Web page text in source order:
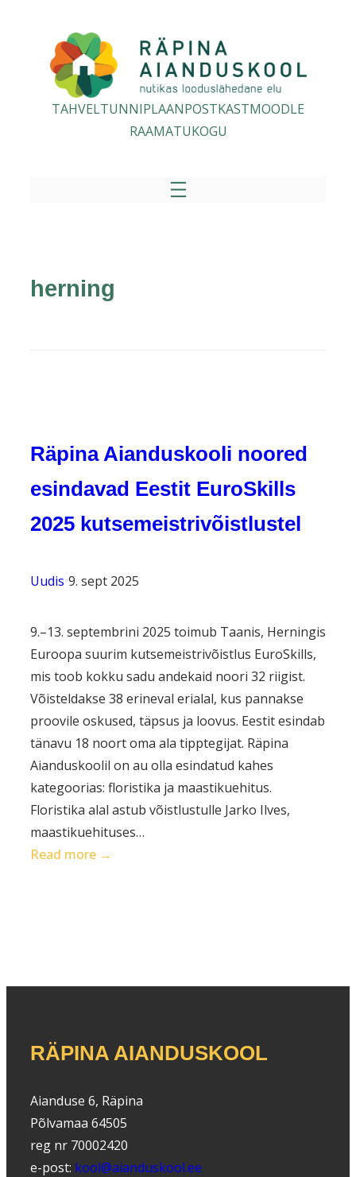
TAHVELTUNNIPLAANPOSTKASTMOODLE
RAAMATUKOGU
herning
Räpina Aianduskooli noored
esindavad Eestit EuroSkills
2025 kutsemeistrivõistlustel
Uudis 9. sept 2025
9.–13. septembrini 2025 toimub Taanis, Herningis
Euroopa suurim kutsemeistrivõistlus EuroSkills,
mis toob kokku sadu andekaid noori 32 riigist.
Võisteldakse 38 erineval erialal, kus pannakse
proovile oskused, täpsus ja loovus. Eestit esindab
tänavu 18 noort oma ala tipptegijat. Räpina
Aianduskoolil on au olla esindatud kahes
kategoorias: floristika ja maastikuehitus.
Floristika alal astub võistlustulle Jarko Ilves,
maastikuehituses…
Read more →
EuroSkills
RÄPINA AIANDUSKOOL
Aianduse 6, Räpina
Põlvamaa 64505
reg nr 70002420
e-post: kool@aianduskool.ee